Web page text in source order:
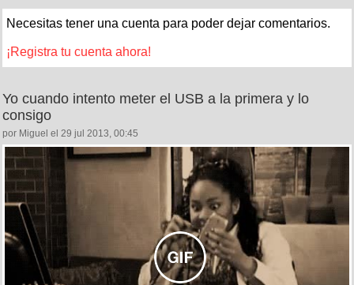
Necesitas tener una cuenta para poder dejar comentarios.
¡Registra tu cuenta ahora!
Yo cuando intento meter el USB a la primera y lo
consigo
por Miguel el 29 jul 2013, 00:45